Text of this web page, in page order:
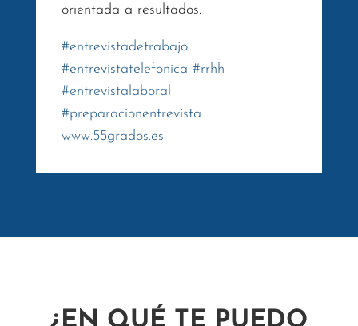
orientada a resultados.
#entrevistadetrabajo
#entrevistatelefonica #rrhh
#entrevistalaboral
#preparacionentrevista
www.55grados.es